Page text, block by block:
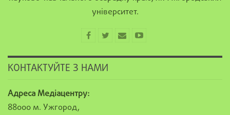
університет.
КОНТАКТУЙТЕ З НАМИ
Адреса Медіацентру:
88000 м. Ужгород,